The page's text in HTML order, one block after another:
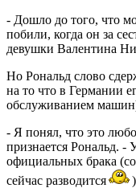
- Дошло до того, что
побили, когда он за
девушки Валентина
Но Рональд слово
на то что в Германии
обслуживанием
- Я понял, что это
признается Рональд.
официальных брака
сейчас разводится